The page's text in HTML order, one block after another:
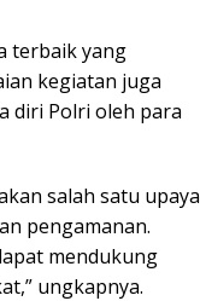
terbaik yang
kegiatan juga
diri Polri oleh para
salah satu upaya
pengamanan.
mendukung
ungkapnya.